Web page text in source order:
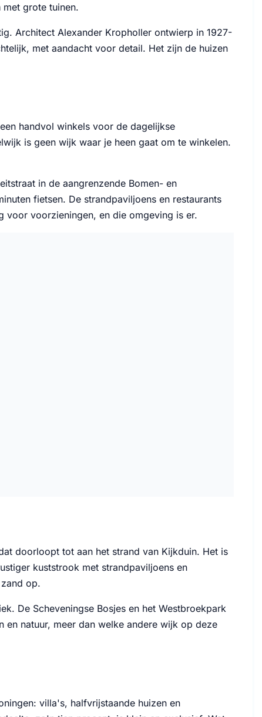
grote tuinen.
Architect Alexander Kropholler ontwierp in 1927-
met aandacht voor detail. Het zijn de huizen
handvol winkels voor de dagelijkse
is geen wijk waar je heen gaat om te winkelen.
in de aangrenzende Bomen- en
fietsen. De strandpaviljoens en restaurants
voorzieningen, en die omgeving is er.
doorloopt tot aan het strand van Kijkduin. Het is
kuststrook met strandpaviljoens en
op.
De Scheveningse Bosjes en het Westbroekpark
natuur, meer dan welke andere wijk op deze
villa's, halfvrijstaande huizen en